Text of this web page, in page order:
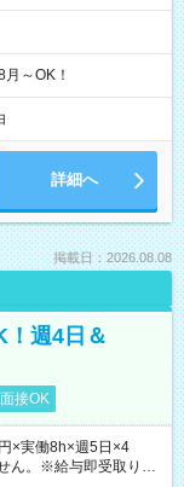
～OK！
詳細へ
掲載日：2026.08.08
！週4日＆
接OK
×実働8h×週5日×4
ん。※給与即受取りサ